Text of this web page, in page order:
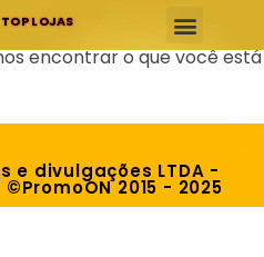
TOP LOJAS
encontrar o que você está
e divulgações LTDA -
2015 - 2025